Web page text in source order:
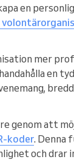
en
mer
en
genom att
koder. Denna
och